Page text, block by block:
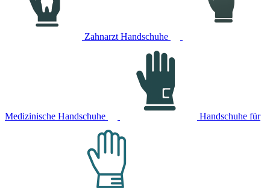
Zahnarzt Handschuhe
Medizinische Handschuhe Handschuhe für